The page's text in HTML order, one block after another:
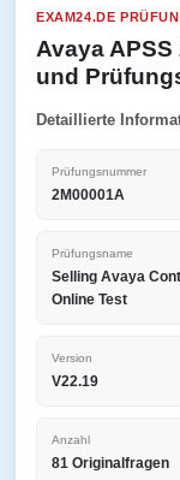
EXAM24.DE
Avaya
und
Detaillierte
Prüfungsnummer
2M00001A
Prüfungsname
Selling Avaya
Online Test
Version
V22.19
Anzahl
81 Originalfragen